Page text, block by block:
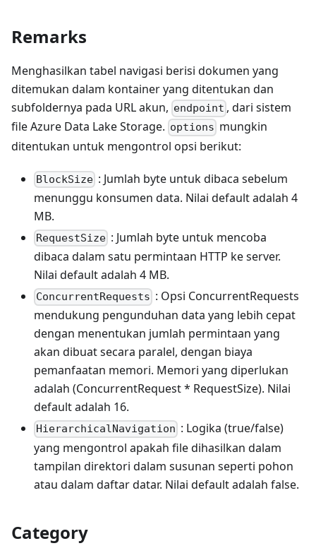
Remarks
Menghasilkan tabel navigasi berisi dokumen yang
ditemukan dalam kontainer yang ditentukan dan
subfoldernya pada URL akun, endpoint , dari sistem
file Azure Data Lake Storage. options mungkin
ditentukan untuk mengontrol opsi berikut:
BlockSize : Jumlah byte untuk dibaca sebelum
menunggu konsumen data. Nilai default adalah 4
MB.
RequestSize : Jumlah byte untuk mencoba
dibaca dalam satu permintaan HTTP ke server.
Nilai default adalah 4 MB.
ConcurrentRequests : Opsi ConcurrentRequests
mendukung pengunduhan data yang lebih cepat
dengan menentukan jumlah permintaan yang
akan dibuat secara paralel, dengan biaya
pemanfaatan memori. Memori yang diperlukan
adalah (ConcurrentRequest * RequestSize). Nilai
default adalah 16.
HierarchicalNavigation : Logika (true/false)
yang mengontrol apakah file dihasilkan dalam
tampilan direktori dalam susunan seperti pohon
atau dalam daftar datar. Nilai default adalah false.
Category